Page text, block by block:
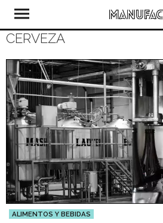
CERVEZA
ALIMENTOS Y BEBIDAS